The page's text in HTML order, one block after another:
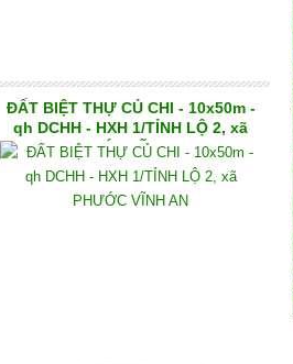
ĐẤT BIỆT THỰ CỦ CHI - 10x50m -
qh DCHH - HXH 1/TỈNH LỘ 2, xã
PHƯỚC VĨNH AN